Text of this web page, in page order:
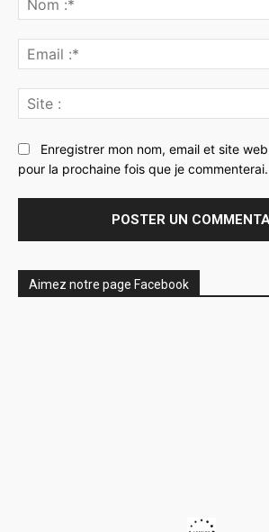
Enregistrer mon nom, email et site
pour la prochaine fois que je commenterai.
Aimez notre page Facebook